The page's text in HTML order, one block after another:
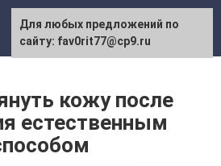
кожу после
естественным
Для любых предложений по
сайту: fav0rit77@cp9.ru